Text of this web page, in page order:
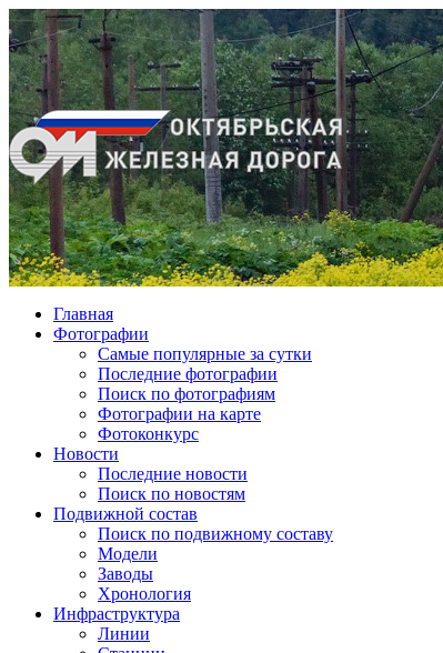
Главная
Фотографии
Cамые популярные за сутки
Последние фотографии
Поиск по фотографиям
Фотографии на карте
Фотоконкурс
Новости
Последние новости
Поиск по новостям
Подвижной состав
Поиск по подвижному составу
Модели
Заводы
Хронология
Инфраструктура
Линии